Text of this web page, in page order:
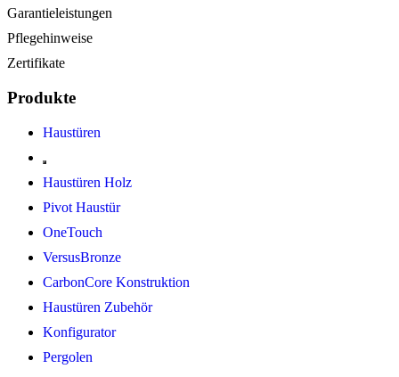
Garantieleistungen
Pflegehinweise
Zertifikate
Produkte
Haustüren
Haustüren Holz
Pivot Haustür
OneTouch
VersusBronze
CarbonCore Konstruktion
Haustüren Zubehör
Konfigurator
Pergolen